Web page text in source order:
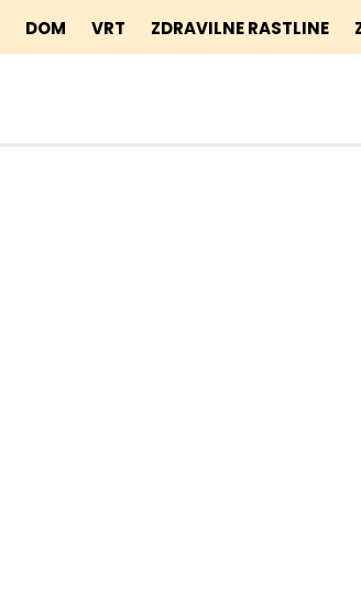
DOM VRT ZDRAVILNE RASTLINE